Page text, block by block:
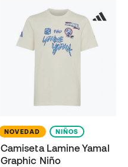
NOVEDAD NIÑOS
Camiseta Lamine Yamal
Graphic Niño